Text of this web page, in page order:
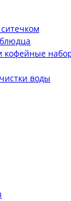
кофейные
воды